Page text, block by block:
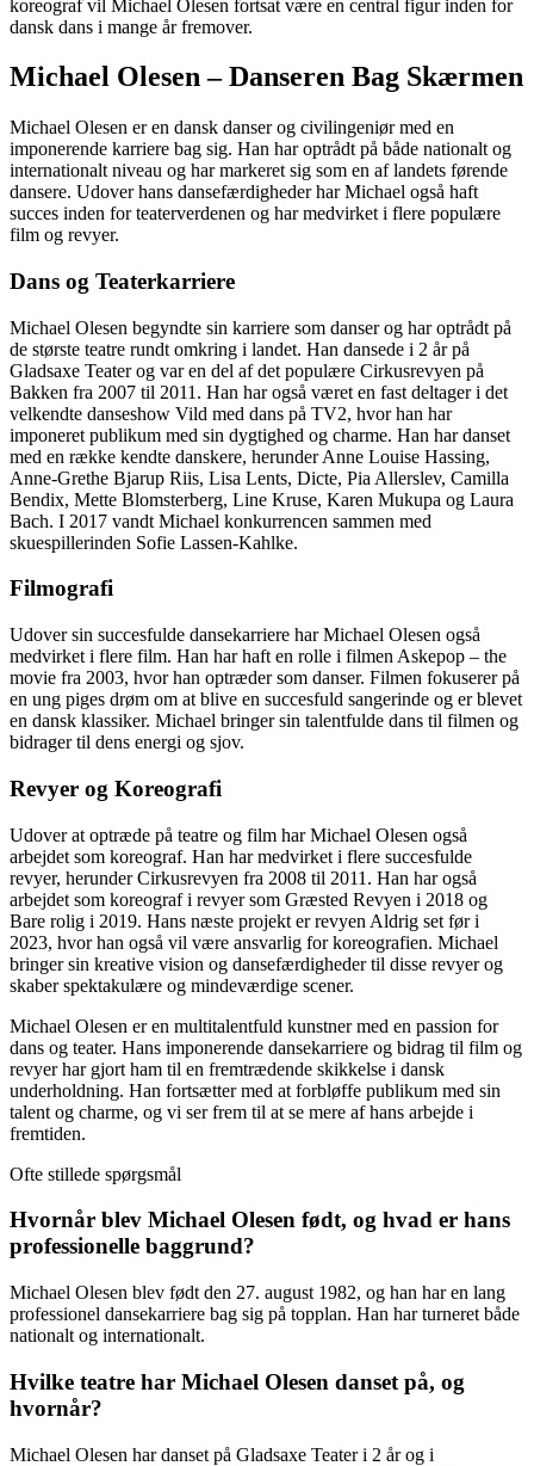
koreograf vil Michael Olesen fortsat være en central figur inden for
dansk dans i mange år fremover.
Michael Olesen – Danseren Bag Skærmen
Michael Olesen er en dansk danser og civilingeniør med en
imponerende karriere bag sig. Han har optrådt på både nationalt og
internationalt niveau og har markeret sig som en af landets førende
dansere. Udover hans dansefærdigheder har Michael også haft
succes inden for teaterverdenen og har medvirket i flere populære
film og revyer.
Dans og Teaterkarriere
Michael Olesen begyndte sin karriere som danser og har optrådt på
de største teatre rundt omkring i landet. Han dansede i 2 år på
Gladsaxe Teater og var en del af det populære Cirkusrevyen på
Bakken fra 2007 til 2011. Han har også været en fast deltager i det
velkendte danseshow Vild med dans på TV2, hvor han har
imponeret publikum med sin dygtighed og charme. Han har danset
med en række kendte danskere, herunder Anne Louise Hassing,
Anne-Grethe Bjarup Riis, Lisa Lents, Dicte, Pia Allerslev, Camilla
Bendix, Mette Blomsterberg, Line Kruse, Karen Mukupa og Laura
Bach. I 2017 vandt Michael konkurrencen sammen med
skuespillerinden Sofie Lassen-Kahlke.
Filmografi
Udover sin succesfulde dansekarriere har Michael Olesen også
medvirket i flere film. Han har haft en rolle i filmen Askepop – the
movie fra 2003, hvor han optræder som danser. Filmen fokuserer på
en ung piges drøm om at blive en succesfuld sangerinde og er blevet
en dansk klassiker. Michael bringer sin talentfulde dans til filmen og
bidrager til dens energi og sjov.
Revyer og Koreografi
Udover at optræde på teatre og film har Michael Olesen også
arbejdet som koreograf. Han har medvirket i flere succesfulde
revyer, herunder Cirkusrevyen fra 2008 til 2011. Han har også
arbejdet som koreograf i revyer som Græsted Revyen i 2018 og
Bare rolig i 2019. Hans næste projekt er revyen Aldrig set før i
2023, hvor han også vil være ansvarlig for koreografien. Michael
bringer sin kreative vision og dansefærdigheder til disse revyer og
skaber spektakulære og mindeværdige scener.
Michael Olesen er en multitalentfuld kunstner med en passion for
dans og teater. Hans imponerende dansekarriere og bidrag til film og
revyer har gjort ham til en fremtrædende skikkelse i dansk
underholdning. Han fortsætter med at forbløffe publikum med sin
talent og charme, og vi ser frem til at se mere af hans arbejde i
fremtiden.
Ofte stillede spørgsmål
Hvornår blev Michael Olesen født, og hvad er hans
professionelle baggrund?
Michael Olesen blev født den 27. august 1982, og han har en lang
professionel dansekarriere bag sig på topplan. Han har turneret både
nationalt og internationalt.
Hvilke teatre har Michael Olesen danset på, og
hvornår?
Michael Olesen har danset på Gladsaxe Teater i 2 år og i